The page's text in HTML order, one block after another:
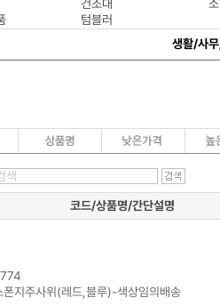
건조대
텀블러
생활/사
코드/상품명/간단설명
폰지주사위(레드,블루)-색상임의배송